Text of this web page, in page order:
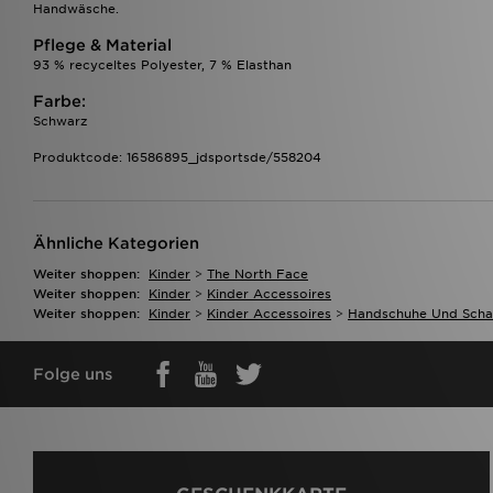
Handwäsche.
Pflege & Material
93 % recyceltes Polyester, 7 % Elasthan
Farbe:
Schwarz
Produktcode: 16586895_jdsportsde/558204
Ähnliche Kategorien
Weiter shoppen: Kinder > The North Face
Weiter shoppen:
Kinder > Kinder Accessoires
Weiter shoppen:
Kinder > Kinder Accessoires > Handschuhe Und
Folge uns